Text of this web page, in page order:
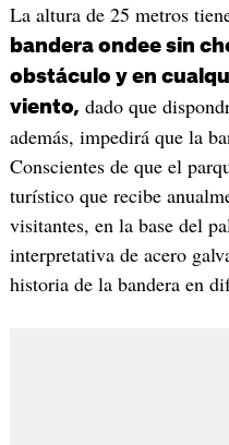
La altura de 25 metros
bandera ondee sin
obstáculo y en
viento, dado que
además, impedirá que la
Conscientes de que el
turístico que recibe
visitantes, en la base del
interpretativa de acero
historia de la bandera en